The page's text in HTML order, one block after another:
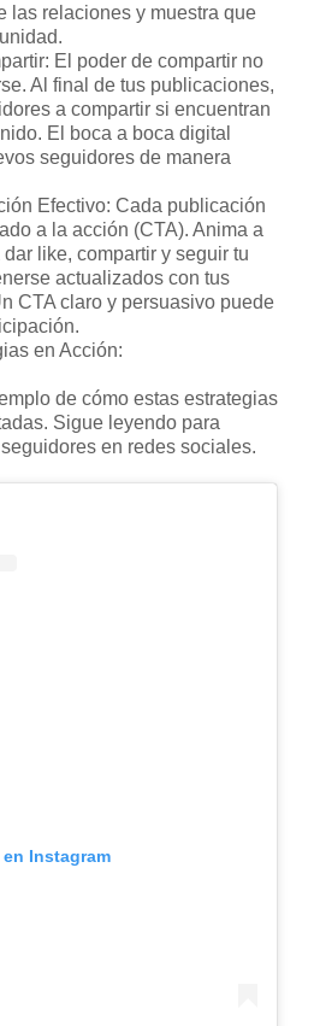
las relaciones y muestra que
El poder de compartir no
Al final de tus publicaciones,
a compartir si encuentran
El boca a boca digital
seguidores de manera
Efectivo: Cada publicación
a la acción (CTA). Anima a
like, compartir y seguir tu
actualizados con tus
CTA claro y persuasivo puede
en Acción:
de cómo estas estrategias
Sigue leyendo para
en redes sociales.
Instagram